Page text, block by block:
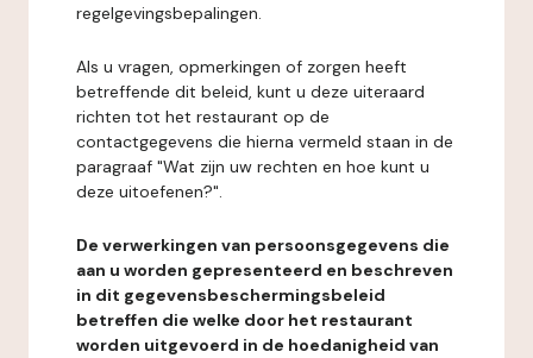
regelgevingsbepalingen.
Als u vragen, opmerkingen of zorgen heeft
betreffende dit beleid, kunt u deze uiteraard
richten tot het restaurant op de
contactgegevens die hierna vermeld staan in de
paragraaf "Wat zijn uw rechten en hoe kunt u
deze uitoefenen?".
De verwerkingen van persoonsgegevens die
aan u worden gepresenteerd en beschreven
in dit gegevensbeschermingsbeleid
betreffen die welke door het restaurant
worden uitgevoerd in de hoedanigheid van